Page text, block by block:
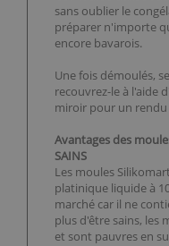
sans oublier le
préparer n'importe
encore bavarois.
Une fois démoulés,
recouvrez-le à l'aide
miroir pour un
Avantages des
SAINS
Les moules
platinique liquide à
marché car il ne
plus d'être sains, les
et sont pauvres en